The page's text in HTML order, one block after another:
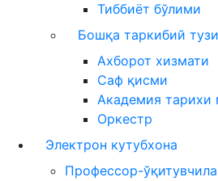
Тиббиёт бўлими
Бошқа таркибий
Ахборот хизмати
Саф қисми
Академия тарихи
Оркестр
Электрон кутубхона
Профессор-